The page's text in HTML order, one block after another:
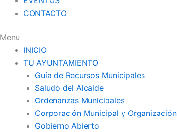
CONTACTO
Menu
INICIO
TU AYUNTAMIENTO
Guía de Recursos Municipales
Saludo del Alcalde
Ordenanzas Municipales
Corporación Municipal y Organización
Gobierno Abierto